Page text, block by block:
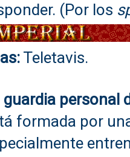
(Por los
Teletavis.
guardia personal
formada por